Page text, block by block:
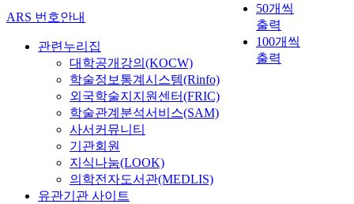
50개씩
출력
100개씩
출력
ARS 번호안내
관련누리집
대학공개강의(KOCW)
학술정보통계시스템(Rinfo)
외국학술지지원센터(FRIC)
학술관계분석서비스(SAM)
사서커뮤니티
기관회원
지식나눔(LOOK)
의학전자도서관(MEDLIS)
유관기관 사이트